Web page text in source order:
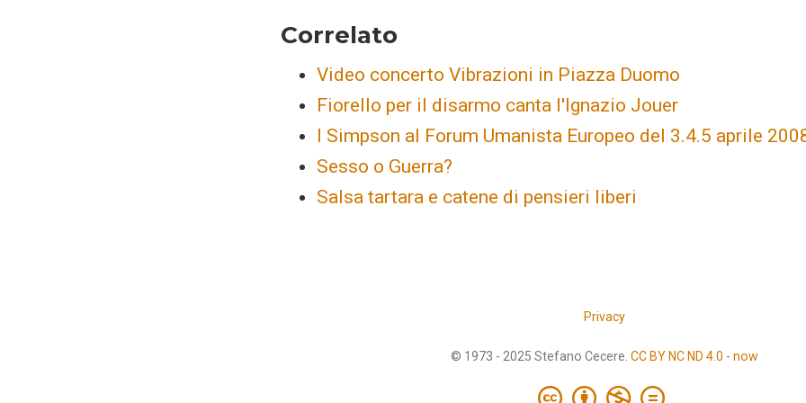
Correlato
Video concerto Vibrazioni in Piazza Duomo
Fiorello per il disarmo canta l'Ignazio Jouer
I Simpson al Forum Umanista Europeo del 3.4.5 aprile
Sesso o Guerra?
Salsa tartara e catene di pensieri liberi
Privacy
© 1973 - 2025 Stefano Cecere. CC BY NC ND 4.0 - now